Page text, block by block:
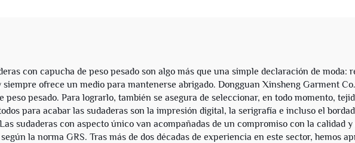
con capucha de peso pesado son algo más que una simple declaración de moda:
ofrece un medio para mantenerse abrigado. Dongguan Xinsheng Garment
pesado. Para lograrlo, también se asegura de seleccionar, en todo momento,
para acabar las sudaderas son la impresión digital, la serigrafía e incluso el
sudaderas con aspecto único van acompañadas de un compromiso con la calidad
la norma GRS. Tras más de dos décadas de experiencia en este sector, hemos